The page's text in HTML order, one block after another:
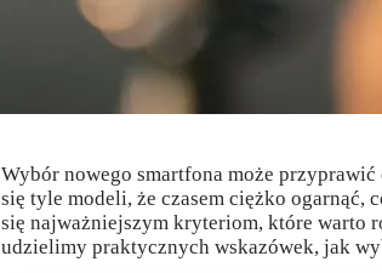
Wybór nowego smartfona może
się tyle modeli, że czasem ciężko
się najważniejszym kryteriom, które warto
udzielimy praktycznych wskazówek, jak